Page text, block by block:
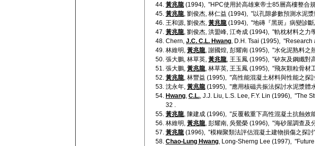
黃兆龍 (1994), "HPC使用於高雄東帝士85層高樓整合
黃兆龍, 劉俊杰, 林仁益 (1994), "以孔隙參數預測水泥
王和源, 劉俊杰, 黃兆龍 (1994), "地磚『黑斑』病變診
黃兆龍, 劉俊杰, 洪盟峰, 江奇成 (1994), "軌枕材料之
Chern, J.C. C.L. Hwang, D.H. Tsai (1995),
林維明, 黃兆龍, 謝國煌, 彭耀南 (1995), "水化泥熟料
張大鵬, 林草英, 黃兆龍, 王玉鳳 (1995), "矽灰及鋼纖對
張大鵬, 黃兆龍, 林草英, 王玉鳳 (1995), "飛灰顆粒骨
黃兆龍, 林豐益 (1995), "高性能混凝土材料與性能之
沈永年, 黃兆龍 (1995), "應用核磁共振法探討水泥漿體
Hwang, C.L., J.J. Liu, L.S. Lee, F.Y. Lin (1996), "The
32 .
黃兆龍, 陳建成 (1996), "反覆載重下高性混凝土抗蝕
林維明, 黃兆龍, 彭耀南, 吳鶯榮 (1996), "海砂屋調查
黃兆龍 (1996), "模糊聚類法評估混凝土建物損傷之探
Chao-Lung Hwang, Long-Sherng Lee (1997),